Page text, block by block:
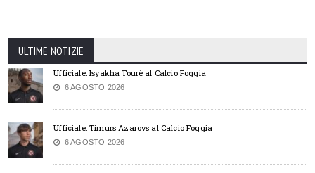
ULTIME NOTIZIE
Ufficiale: Isyakha Tourè al Calcio Foggia
6 AGOSTO 2026
Ufficiale: Timurs Azarovs al Calcio Foggia
6 AGOSTO 2026